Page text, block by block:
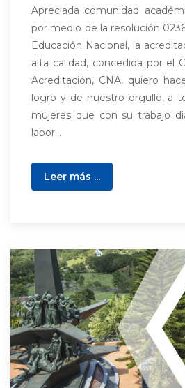
Apreciada comunidad
por medio de la resolución
Educación Nacional, la
alta calidad, concedida por el
Acreditación, CNA, quiero
logro y de nuestro orgullo, a
mujeres que con su trabajo
labor...
Leer más ...